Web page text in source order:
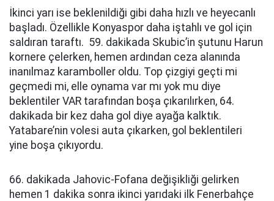
İkinci yarı ise beklenildiği gibi daha hızlı ve heyecanlı
başladı. Özellikle Konyaspor daha iştahlı ve gol için
saldıran taraftı. 59. dakikada Skubic’in şutunu Harun
kornere çelerken, hemen ardından ceza alanında
inanılmaz karamboller oldu. Top çizgiyi geçti mi
geçmedi mi, elle oynama var mı yok mu diye
beklentiler VAR tarafından boşa çıkarılırken, 64.
dakikada bir kez daha gol diye ayağa kalktık.
Yatabare’nin volesi auta çıkarken, gol beklentileri
yine boşa çıkıyordu.
66. dakikada Jahovic-Fofana değişikliği gelirken
hemen 1 dakika sonra ikinci yarıdaki ilk Fenerbahçe